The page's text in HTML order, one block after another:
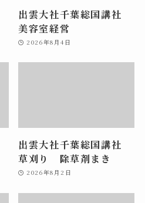
出雲大社千葉総国講社
美容室経営
2026年8月4日
出雲大社千葉総国講社
草刈り 除草剤まき
2026年8月2日